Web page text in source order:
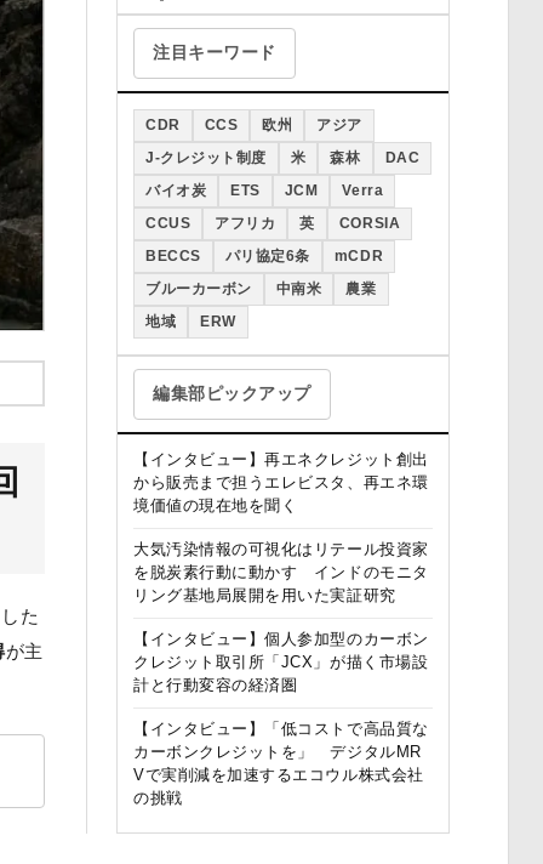
た
が主
注目キーワード
CDR CCS 欧州 アジア
J-クレジット制度 米 森林 DAC
バイオ炭 ETS JCM Verra
CCUS アフリカ 英 CORSIA
BECCS パリ協定6条 mCDR
ブルーカーボン 中南米 農業
地域 ERW
編集部ピックアップ
【インタビュー】再エネクレジット創出
から販売まで担うエレビスタ、再エネ環
境価値の現在地を聞く
大気汚染情報の可視化はリテール投資家
を脱炭素行動に動かす インドのモニタ
リング基地局展開を用いた実証研究
【インタビュー】個人参加型のカーボン
クレジット取引所「JCX」が描く市場設
計と行動変容の経済圏
【インタビュー】「低コストで高品質な
カーボンクレジットを」 デジタルMR
Vで実削減を加速するエコウル株式会社
の挑戦